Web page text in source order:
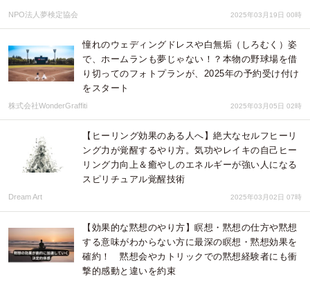
NPO法人夢検定協会 2025年03月19日 00時
憧れのウェディングドレスや白無垢（しろむく）姿
で、ホームランも夢じゃない！？本物の野球場を借
り切ってのフォトプランが、2025年の予約受け付け
をスタート
株式会社WonderGraffiti 2025年03月05日 02時
【ヒーリング効果のある人へ】絶大なセルフヒーリ
ング力が覚醒するやり方。気功やレイキの自己ヒー
リング力向上＆癒やしのエネルギーが強い人になる
スピリチュアル覚醒技術
Dream Art 2025年03月02日 07時
【効果的な黙想のやり方】瞑想・黙想の仕方や黙想
する意味がわからない方に最深の瞑想・黙想効果を
確約！ 黙想会やカトリックでの黙想経験者にも衝
撃的感動と違いを約束